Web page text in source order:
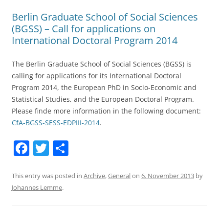
o
k
Berlin Graduate School of Social Sciences
(BGSS) – Call for applications on
International Doctoral Program 2014
The Berlin Graduate School of Social Sciences (BGSS) is
calling for applications for its International Doctoral
Program 2014, the European PhD in Socio-Economic and
Statistical Studies, and the European Doctoral Program.
Please finde more information in the following document:
CfA-BGSS-SESS-EDPIII-2014.
F
c
e
T
itt
er
ar
This entry was posted in Archive,Generalon 6. November 2013 by
Johannes Lemme.